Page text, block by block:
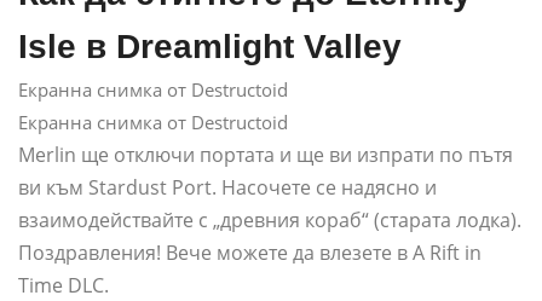
Isle в Dreamlight Valley
Екранна снимка от Destructoid
Екранна снимка от Destructoid
Merlin ще отключи портата и ще ви изпрати по пътя
ви към Stardust Port. Насочете се надясно и
взаимодействайте с „древния кораб“ (старата лодка).
Поздравления! Вече можете да влезете в A Rift in
Time DLC.